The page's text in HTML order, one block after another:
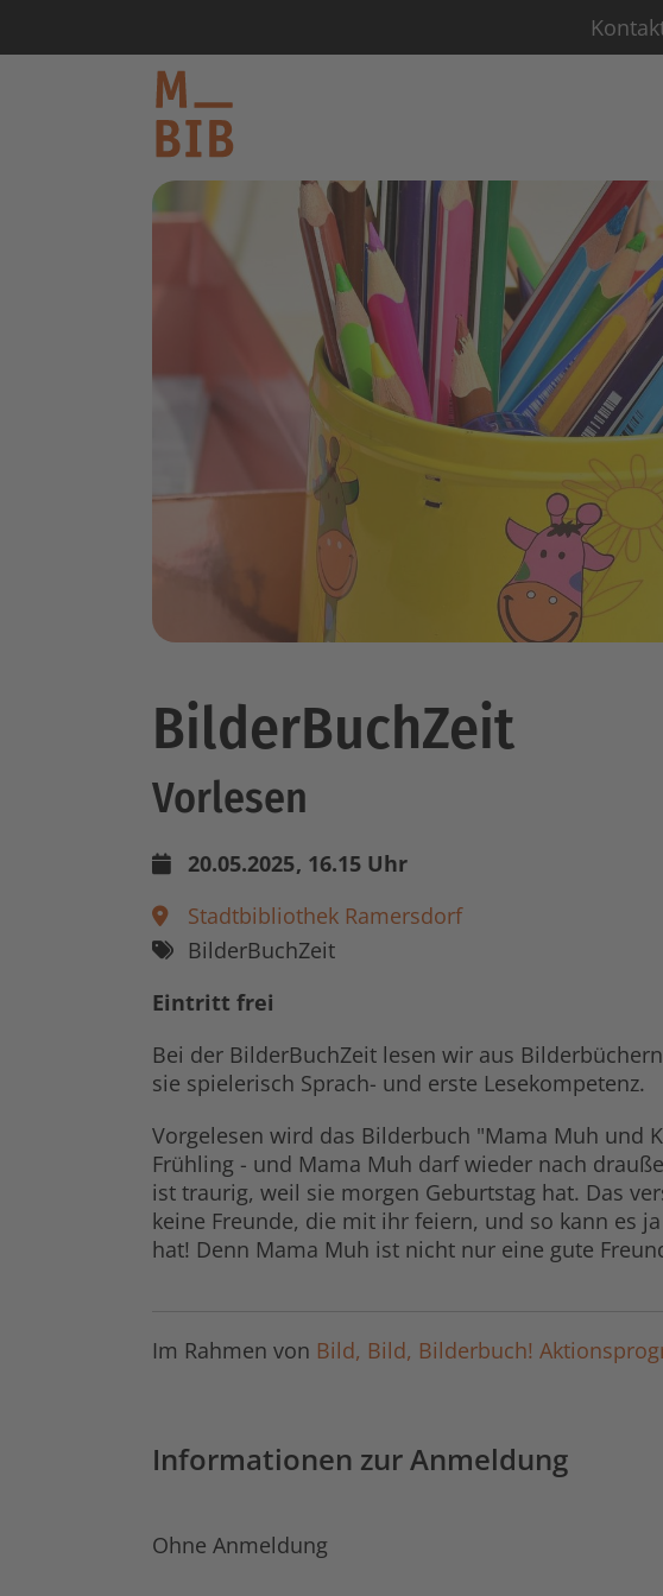
BilderBuchZeit
Vorlesen
20.05.2025, 16.15 Uhr
Stadtbibliothek Ramersdorf
BilderBuchZeit
Eintritt frei
Bei der BilderBuchZeit lesen wir aus
sie spielerisch Sprach- und erste Lesekompetenz.
Vorgelesen wird das Bilderbuch "Mama Muh und
Frühling - und Mama Muh darf wieder nach
ist traurig, weil sie morgen Geburtstag hat. Das
keine Freunde, die mit ihr feiern, und so kann es
hat! Denn Mama Muh ist nicht nur eine gute
Im Rahmen von Bild, Bild, Bilderbuch!
Informationen zur Anmeldung
Ohne Anmeldung
informieren
entdecken
other languages